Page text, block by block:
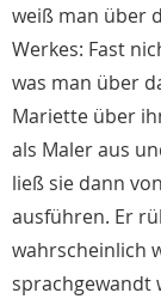
weiß man über
Werkes: Fast
was man über
Mariette über
als Maler aus
ließ sie dann
ausführen. Er
wahrscheinlich
sprachgewandt